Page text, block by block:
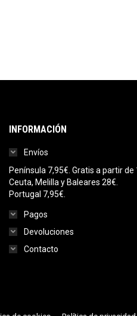
INFORMACIÓN
Envíos
Península 7,95€. Gratis a partir
Ceuta, Melilla y Baleares 28€.
Portugal 7,95€.
Pagos
Devoluciones
Contacto